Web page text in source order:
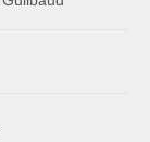
»